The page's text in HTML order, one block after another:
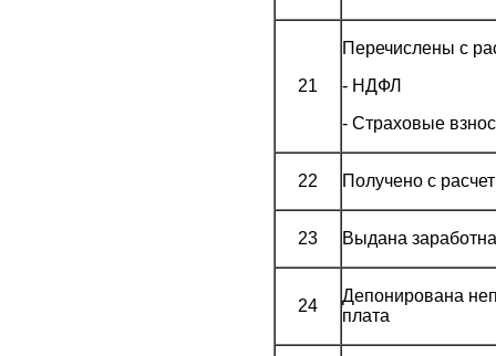
21
Перечислены с
- НДФЛ
- Страховые
22 Получено с
23 Выдана
24
Депонирована
плата